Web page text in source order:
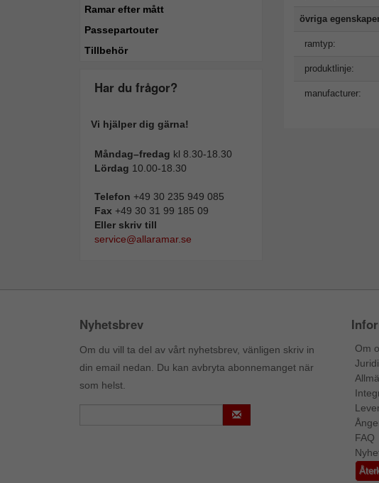
Ramar efter mått
Passepartouter
Tillbehör
Har du frågor?
Vi hjälper dig gärna!
Måndag–fredag kl 8.30-18.30
Lördag 10.00-18.30
Telefon +49 30 235 949 085
Fax +49 30 31 99 185 09
Eller skriv till
service@allaramar.se
övriga
ramtyp:
produktlinje:
manufacturer:
Nyhetsbrev
Om du vill ta del av vårt nyhetsbrev, vänligen skriv in
din email nedan. Du kan avbryta abonnemanget när
som helst.
Om
FAQ